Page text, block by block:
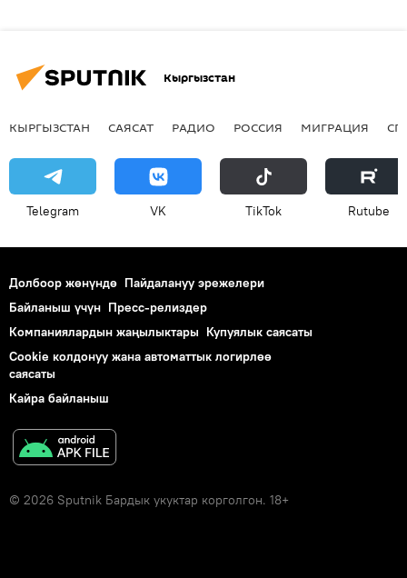
Кыргызстан
КЫРГЫЗСТАН САЯСАТ РАДИО РОССИЯ МИГРАЦИЯ
Telegram VK ТikТоk Rutube
Долбоор жөнүндө Пайдалануу эрежелери
Байланыш үчүн Пресс-релиздер
Компаниялардын жаңылыктары Купуялык саясаты
Cookie колдонуу жана автоматтык логирлөө
саясаты
Кайра байланыш
© 2026 Sputnik Бардык укуктар корголгон. 18+